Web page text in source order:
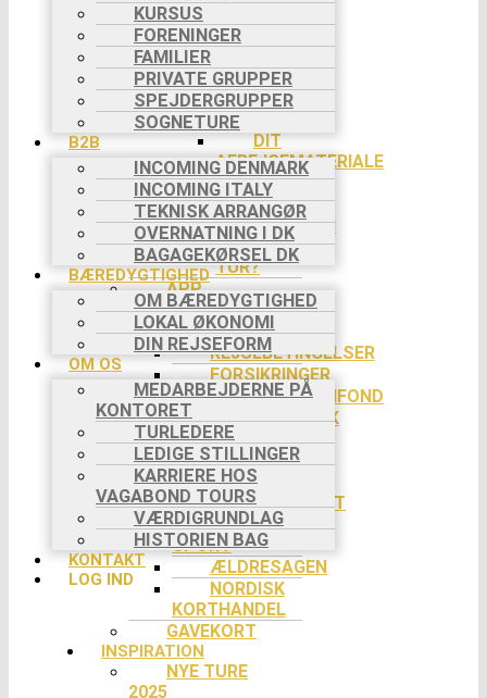
KURSUS
FORENINGER
FAMILIER
PRIVATE GRUPPER
SPEJDERGRUPPER
SOGNETURE
B2B
INCOMING DENMARK
INCOMING ITALY
TEKNISK ARRANGØR
OVERNATNING I DK
BAGAGEKØRSEL DK
BÆREDYGTIGHED
OM BÆREDYGTIGHED
LOKAL ØKONOMI
DIN REJSEFORM
OM OS
MEDARBEJDERNE PÅ
KONTORET
TURLEDERE
LEDIGE STILLINGER
KARRIERE HOS
VAGABOND TOURS
VÆRDIGRUNDLAG
HISTORIEN BAG
KONTAKT
LOG IND
REJSE TIL
BETALING
I 2
RATER
DIT
AFREJSEMATERIALE
DIN
TURLEDER
HVORDAN
VAR DIN
TUR?
APP
PRAKTISK INFO
BETALING
REJSEBETINGELSER
FORSIKRINGER
REJSEGARANTIFOND
COOKIEPOLITIK
SLETTE
COOKIES
RABAT
EVENTYRSPORT
SPEJDER
SPORT
ÆLDRESAGEN
NORDISK
KORTHANDEL
GAVEKORT
INSPIRATION
NYE TURE
2025